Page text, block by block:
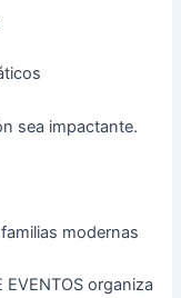
sea impactante.
modernas
EVENTOS organiza